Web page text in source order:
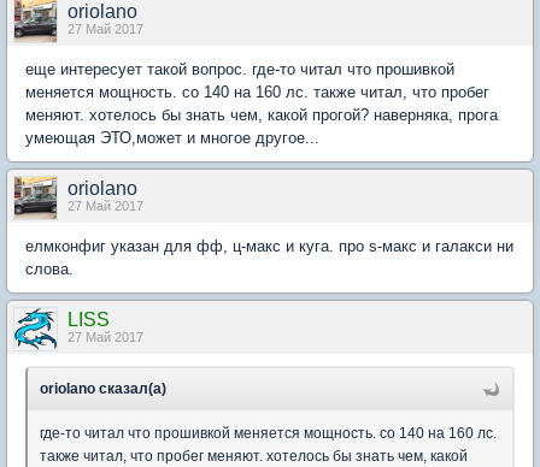
oriolano
27 Май 2017
еще интересует такой вопрос. где-то читал что прошивкой
меняется мощность. со 140 на 160 лс. также читал, что пробег
меняют. хотелось бы знать чем, какой прогой? наверняка, прога
умеющая ЭТО,может и многое другое...
oriolano
27 Май 2017
елмконфиг указан для фф, ц-макс и куга. про s-макс и галакси ни
слова.
LISS
27 Май 2017
oriolano сказал(а)
где-то читал что прошивкой меняется мощность. со 140 на 160 лс.
также читал, что пробег меняют. хотелось бы знать чем, какой